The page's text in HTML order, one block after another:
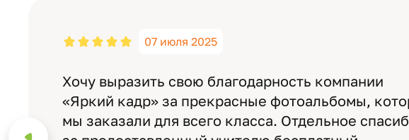
07 июля 2025
Хочу выразить свою благодарность компании
«Яркий кадр» за прекрасные фотоальбомы,
мы заказали для всего класса. Отдельное